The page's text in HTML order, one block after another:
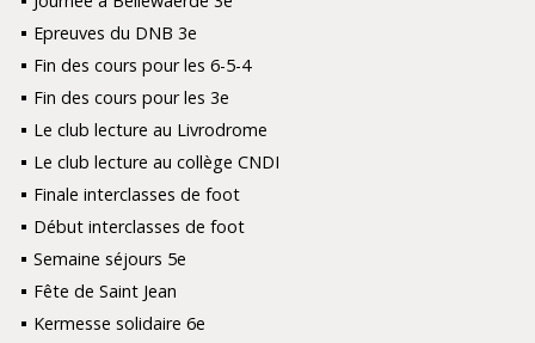
Epreuves du DNB 3e
Fin des cours pour les 6-5-4
Fin des cours pour les 3e
Le club lecture au Livrodrome
Le club lecture au collège CNDI
Finale interclasses de foot
Début interclasses de foot
Semaine séjours 5e
Fête de Saint Jean
Kermesse solidaire 6e